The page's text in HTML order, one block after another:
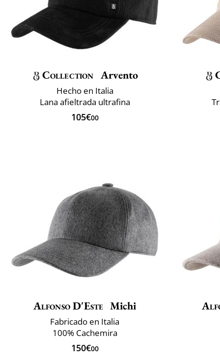
Collection Arvento
Hecho en Italia
Lana afieltrada ultrafina
105€00
Alfonso D'Este Michi
Fabricado en Italia
100% Cachemira
150€00